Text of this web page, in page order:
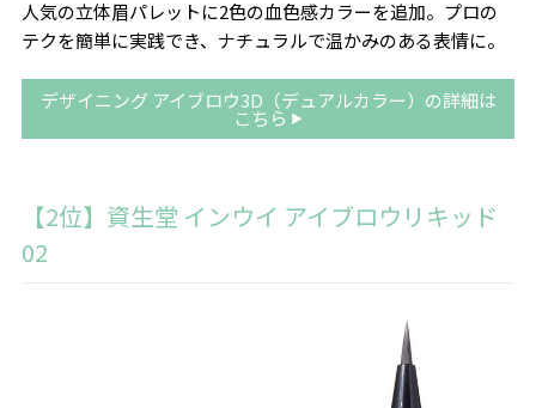
人気の立体眉パレットに2色の血色感カラーを追加。プロの
テクを簡単に実践でき、ナチュラルで温かみのある表情に。
デザイニング アイブロウ3D（デュアルカラー）の詳細は
こちら
【2位】資生堂 インウイ アイブロウリキッド
02